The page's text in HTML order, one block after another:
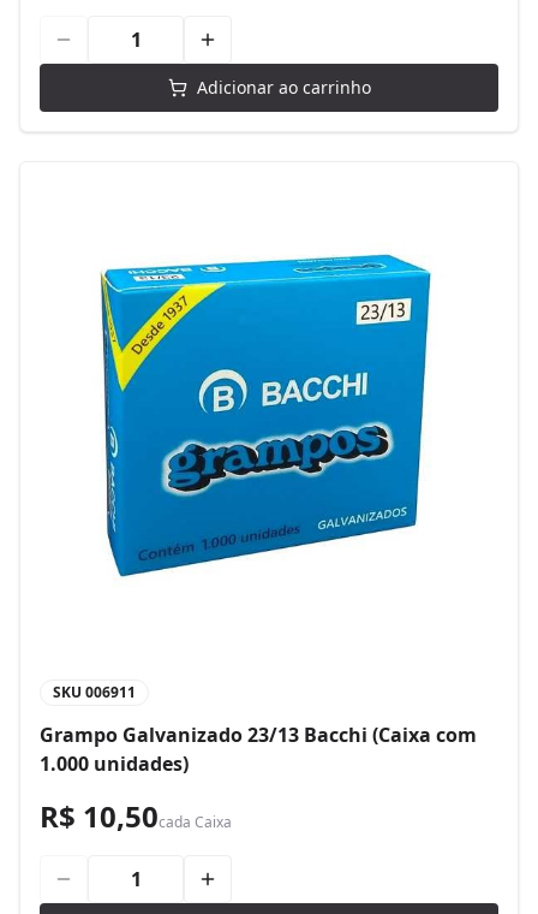
Adicionar ao carrinho
SKU 006911
Grampo Galvanizado 23/13 Bacchi (Caixa com
1.000 unidades)
R$ 10,50cada Caixa